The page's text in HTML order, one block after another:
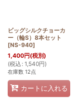
ビッグシルクチョーカ
ー（輪S）8本セット
[NS-940]
1,400円(税別)
(税込 : 1,540円)
在庫数 12点
カートに入れる